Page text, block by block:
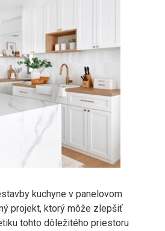
kuchyne v panelovom
projekt, ktorý môže zlepšiť
tohto dôležitého priestoru